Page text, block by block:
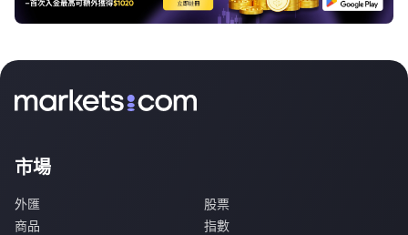
市場
外匯
股票
商品
指數